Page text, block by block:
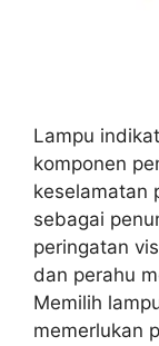
Lampu
komponen
keselamatan
sebagai
peringatan
dan perahu
Memilih
memerlukan